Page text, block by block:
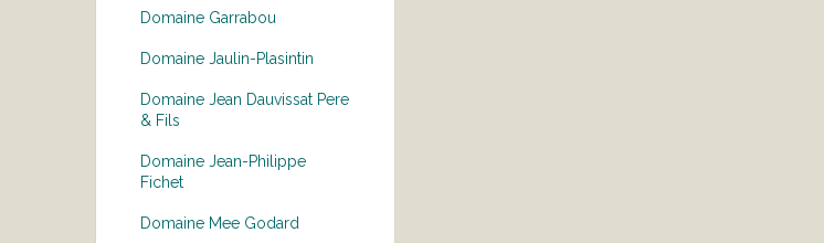
Domaine Garrabou
Domaine Jaulin-Plasintin
Domaine Jean Dauvissat Pere
& Fils
Domaine Jean-Philippe
Fichet
Domaine Mee Godard